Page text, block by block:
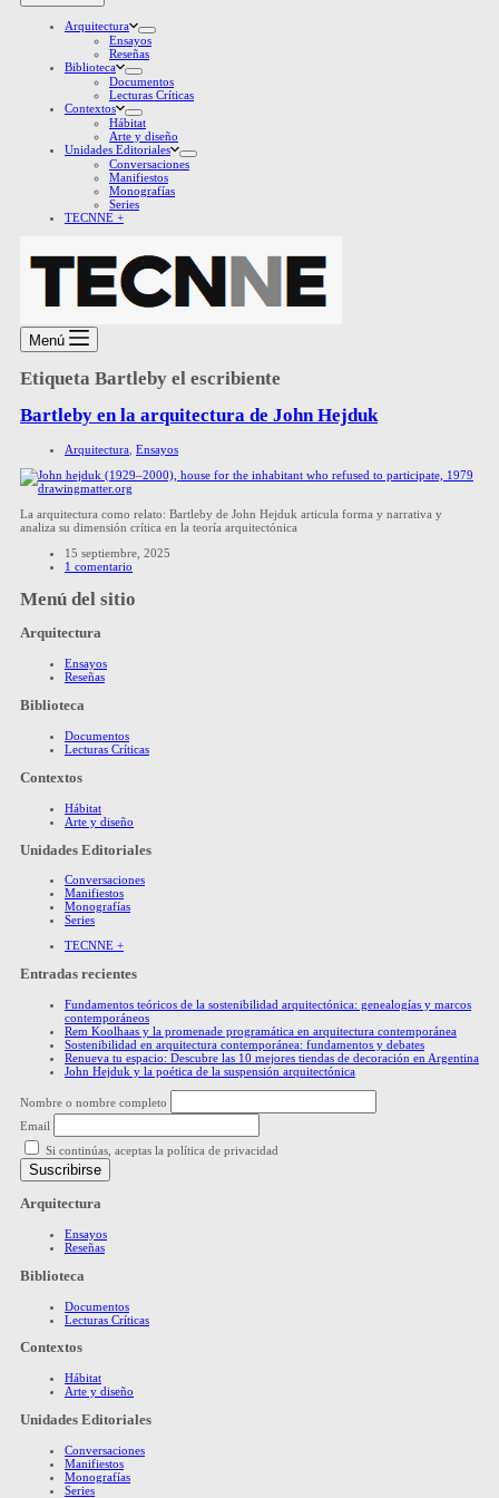
Arquitectura
Ensayos
Reseñas
Biblioteca
Documentos
Lecturas Críticas
Contextos
Hábitat
Arte y diseño
Unidades Editoriales
Conversaciones
Manifiestos
Monografías
Series
TECNNE +
Menú
Etiqueta Bartleby el escribiente
Bartleby en la arquitectura de John Hejduk
Arquitectura Ensayos
La arquitectura como relato: Bartleby de John Hejduk articula forma y narrativa y
analiza su dimensión crítica en la teoría arquitectónica
15 septiembre, 2025
1 comentario
Menú del sitio
Arquitectura
Ensayos
Reseñas
Biblioteca
Documentos
Lecturas Críticas
Contextos
Hábitat
Arte y diseño
Unidades Editoriales
Conversaciones
Manifiestos
Monografías
Series
TECNNE +
Entradas recientes
Fundamentos teóricos de la sostenibilidad arquitectónica: genealogías y marcos
contemporáneos
Rem Koolhaas y la promenade programática en arquitectura contemporánea
Sostenibilidad en arquitectura contemporánea: fundamentos y debates
Renueva tu espacio: Descubre las 10 mejores tiendas de decoración en Argentina
John Hejduk y la poética de la suspensión arquitectónica
Nombre o nombre completo
Email
Si continúas, aceptas la política de privacidad
Arquitectura
Ensayos
Reseñas
Biblioteca
Documentos
Lecturas Críticas
Contextos
Hábitat
Arte y diseño
Unidades Editoriales
Conversaciones
Manifiestos
Monografías
Series